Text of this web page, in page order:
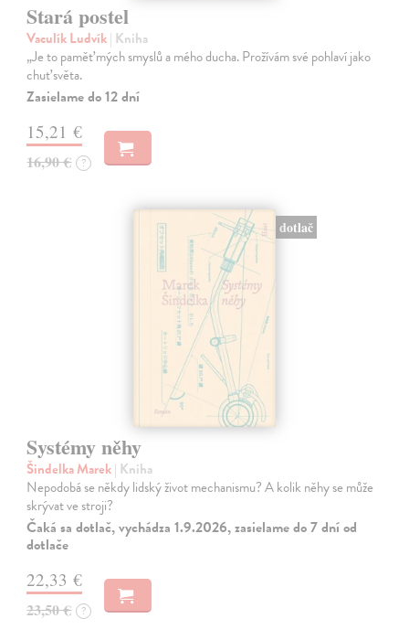
Stará postel
Vaculík Ludvík| Kniha
„Je to paměť mých smyslů a mého ducha. Prožívám své pohlaví jako
chuť světa.
Zasielame do 12 dní
15,21 €
16,90 € ?
dotlač
Systémy něhy
Šindelka Marek| Kniha
Nepodobá se někdy lidský život mechanismu? A kolik něhy se může
skrývat ve stroji?
Čaká sa dotlač, vychádza 1.9.2026, zasielame do 7 dní od
dotlače
22,33 €
23,50 € ?